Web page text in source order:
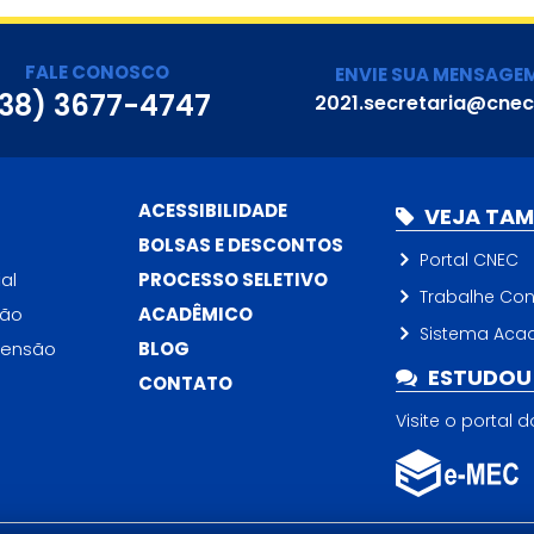
FALE CONOSCO
3677-4747
ENVIE SUA
ACESSIBILIDADE
BOLSAS E DESCONTOS
PROCESSO SELETIVO
ACADÊMICO
BLOG
CONTATO
VEJA
Portal CNEC
Trabalhe
Sistema
Visite o portal